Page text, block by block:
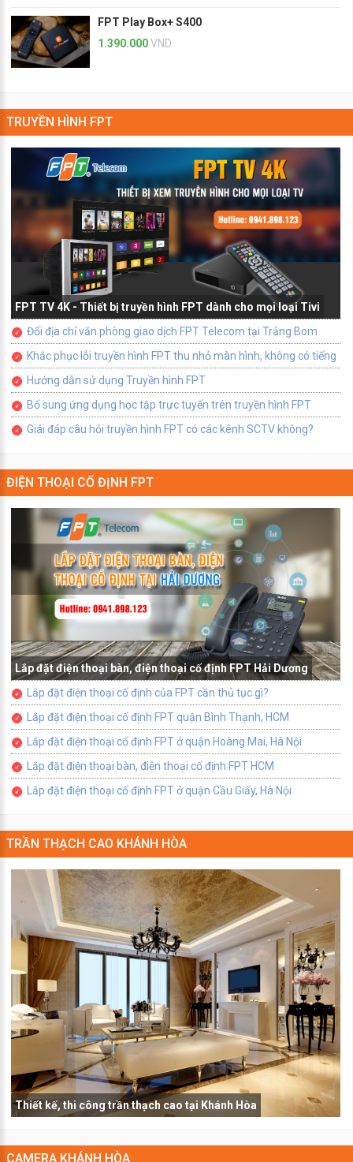
FPT Play Box+ S400
1.390.000VND
TRUYỀN HÌNH FPT
FPT TV 4K - Thiết bị truyền hình FPT dành cho mọi loại Tivi
Đổi địa chỉ văn phòng giao dịch FPT Telecom tại Trảng Bom
Khắc phục lỗi truyền hình FPT thu nhỏ màn hình, không có tiếng
Hướng dẫn sử dụng Truyền hình FPT
Bổ sung ứng dụng học tập trực tuyến trên truyền hình FPT
Giái đáp câu hỏi truyền hình FPT có các kênh SCTV không?
ĐIỆN THOẠI CỐ ĐỊNH FPT
Lắp đặt điện thoại bàn, điện thoại cố định FPT Hải Dương
Lắp đặt điện thoại cố định của FPT cần thủ tục gì?
Lắp đặt điện thoại cố định FPT quận Bình Thạnh, HCM
Lắp đặt điện thoại cố định FPT ở quận Hoàng Mai, Hà Nội
Lắp đặt điện thoại bàn, điện thoại cố định FPT HCM
Lắp đặt điện thoại cố định FPT ở quận Cầu Giấy, Hà Nội
TRẦN THẠCH CAO KHÁNH HÒA
Thiết kế, thi công trần thạch cao tại Khánh Hòa
CAMERA KHÁNH HÒA